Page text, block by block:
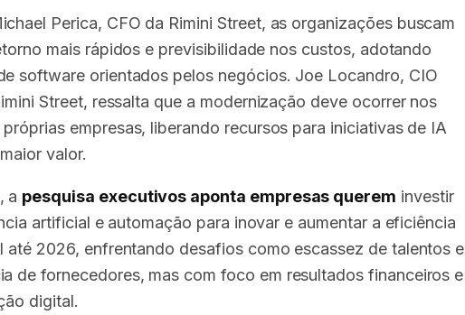
Perica, CFO da Rimini Street, as organizações buscam
mais rápidos e previsibilidade nos custos, adotando
software orientados pelos negócios. Joe Locandro, CIO
Street, ressalta que a modernização deve ocorrer nos
empresas, liberando recursos para iniciativas de IA
valor.
a pesquisa executivos aponta empresas querem investir
artificial e automação para inovar e aumentar a eficiência
até 2026, enfrentando desafios como escassez de talentos e
de fornecedores, mas com foco em resultados financeiros e
digital.